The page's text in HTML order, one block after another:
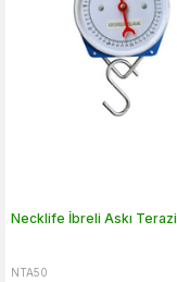
Necklife İbreli Askı
NTA50